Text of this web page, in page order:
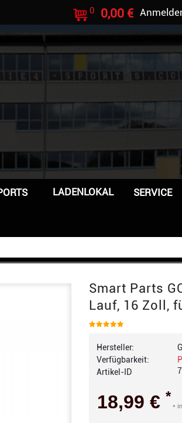
0 0,00 €
LADENLOKAL SERVICE
Smart Parts
Lauf, 16 Zoll,
Hersteller:
Verfügbarkeit:
Artikel-ID
18,99 € *
*